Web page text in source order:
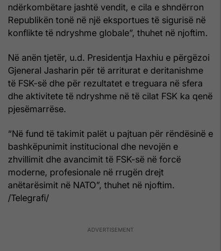
ndërkombëtare jashtë vendit, e cila e shndërron
Republikën tonë në një eksportues të sigurisë në
konflikte të ndryshme globale”, thuhet në njoftim.
Në anën tjetër, u.d. Presidentja Haxhiu e përgëzoi
Gjeneral Jasharin për të arriturat e deritanishme
të FSK-së dhe për rezultatet e treguara në sfera
dhe aktivitete të ndryshme në të cilat FSK ka qenë
pjesëmarrëse.
“Në fund të takimit palët u pajtuan për rëndësinë e
bashkëpunimit institucional dhe nevojën e
zhvillimit dhe avancimit të FSK-së në forcë
moderne, profesionale në rrugën drejt
anëtarësimit në NATO”, thuhet në njoftim.
/Telegrafi/